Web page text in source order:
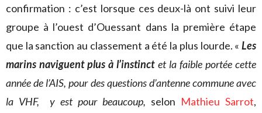
confirmation : c’est lorsque ces deux-là ont suivi leur
groupe à l’ouest d’Ouessant dans la première étape
que la sanction au classement a été la plus lourde. « Les
marins naviguent plus à l’instinctet la faible portée cette
année de l’AIS, pour des questions d’antenne commune avec
la VHF, y est pour beaucoup, selon Mathieu Sarrot,